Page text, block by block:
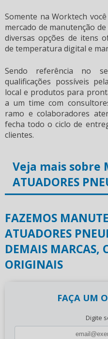
Somente na Worktech
mercado de manutenção
diversas opções de itens
de temperatura digital e
Sendo referência no
qualificações possíveis
local e produtos para
a um time com
ramo e colaboradores
fecha todo o ciclo de
clientes.
Veja mais sobre
ATUADORES
FAZEMOS
ATUADORES
DEMAIS MARCAS,
ORIGINAIS
FAÇA UM
Digite